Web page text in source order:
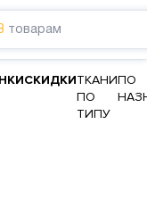
товарам
СКИДКИТКАНИ
ПО
ТИПУ
ПО